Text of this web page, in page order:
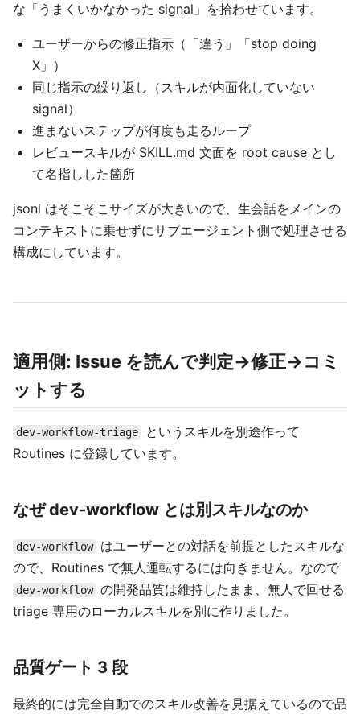
な「うまくいかなかった signal」を拾わせています。
ユーザーからの修正指示（「違う」「stop doing
X」）
同じ指示の繰り返し（スキルが内面化していない
signal）
進まないステップが何度も走るループ
レビュースキルが SKILL.md 文面を root cause とし
て名指しした箇所
jsonl はそこそこサイズが大きいので、生会話をメインの
コンテキストに乗せずにサブエージェント側で処理させる
構成にしています。
適用側: Issue を読んで判定→修正→コミ
ットする
dev-workflow-triage
というスキルを別途作って
Routines に登録しています。
なぜ dev-workflow とは別スキルなのか
dev-workflow
はユーザーとの対話を前提としたスキルな
ので、Routines で無人運転するには向きません。なので
dev-workflow の開発品質は維持したまま、無人で回せる
triage 専用のローカルスキルを別に作りました。
品質ゲート 3 段
最終的には完全自動でのスキル改善を見据えているので品